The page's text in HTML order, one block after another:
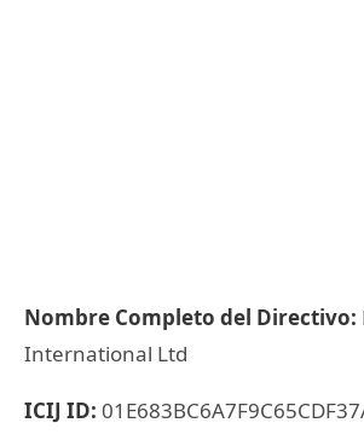
Nombre Completo del Directivo:
International Ltd
ICIJ ID: